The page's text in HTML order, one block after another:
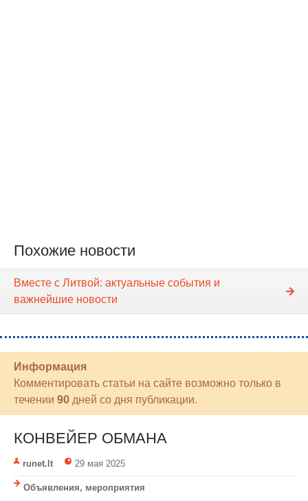
Похожие новости
Вместе с Литвой: актуальные события и
важнейшие новости
Информация
Комментировать статьи на сайте возможно только в
течении 90 дней со дня публикации.
КОНВЕЙЕР ОБМАНА
runet.lt 29 мая 2025
Объявления, мероприятия